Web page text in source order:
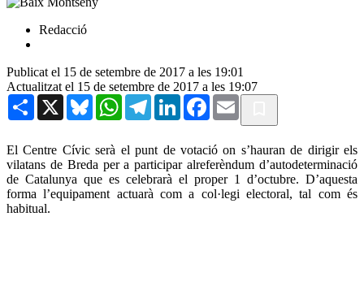
Redacció
Publicat el 15 de setembre de 2017 a les 19:01
Actualitzat el 15 de setembre de 2017 a les 19:07
Share X BlueskyWhatsAppTelegramLinkedInFacebook
Email
El Centre Cívic serà el punt de votació on s’hauran de dirigir els
vilatans de Breda per a participar alreferèndum d’autodeterminació
de Catalunya que es celebrarà el proper 1 d’octubre. D’aquesta
forma l’equipament actuarà com a col·legi electoral, tal com és
habitual.